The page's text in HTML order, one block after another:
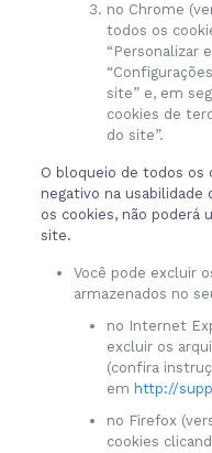
no Chrome
todos os
“Personalizar
site” e, em
cookies de
do site”.
O bloqueio de todos os
negativo na
os cookies, não poderá
site.
Você pode excluir
armazenados no
no Internet
excluir os
(confira
em http://
no Firefox
cookies